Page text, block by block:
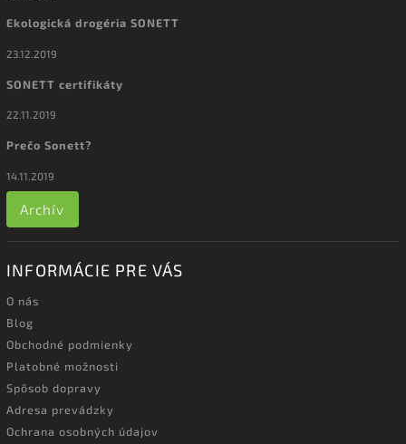
Ekologická drogéria SONETT
23.12.2019
SONETT certifikáty
22.11.2019
Prečo Sonett?
14.11.2019
Archív
INFORMÁCIE PRE VÁS
O nás
Blog
Obchodné podmienky
Platobné možnosti
Spôsob dopravy
Adresa prevádzky
Ochrana osobných údajov